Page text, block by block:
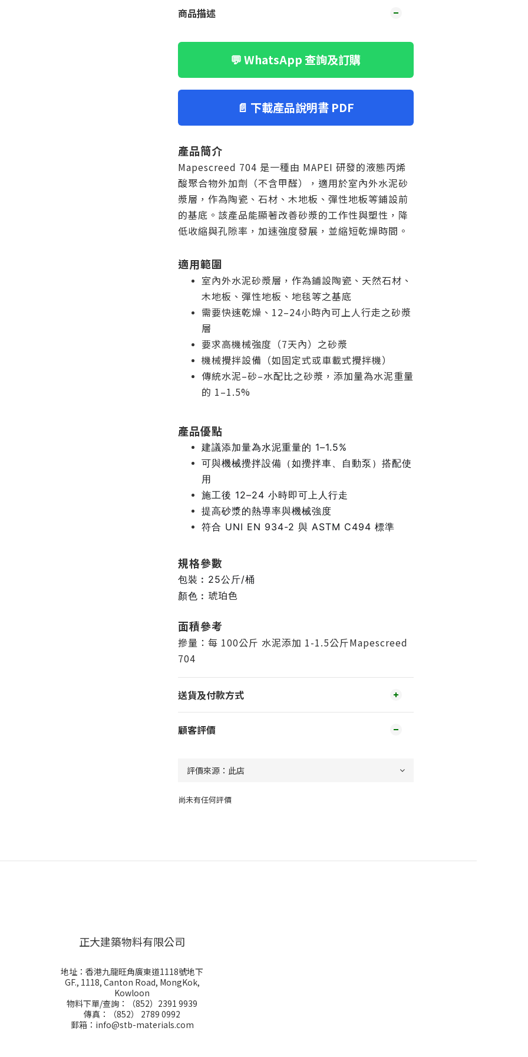
商品描述
💬 WhatsApp 查詢及訂購
📄 下載產品說明書 PDF
產品簡介
Mapescreed 704 是一種由 MAPEI 研發的液態丙烯
酸聚合物外加劑（不含甲醛），適用於室內外水泥砂
漿層，作為陶瓷、石材、木地板、彈性地板等鋪設前
的基底。該產品能顯著改善砂漿的工作性與塑性，降
低收縮與孔隙率，加速強度發展，並縮短乾燥時間。
適用範圍
室內外水泥砂漿層，作為鋪設陶瓷、天然石材、
木地板、彈性地板、地毯等之基底
需要快速乾燥、12–24小時內可上人行走之砂漿
層
要求高機械強度（7天內）之砂漿
機械攪拌設備（如固定式或車載式攪拌機）
傳統水泥–砂–水配比之砂漿，添加量為水泥重量
的 1–1.5%
產品優點
建議添加量為水泥重量的 1–1.5%
可與機械攪拌設備（如攪拌車、自動泵）搭配使
用
施工後 12–24 小時即可上人行走
提高砂漿的熱導率與機械強度
符合 UNI EN 934-2 與 ASTM C494 標準
規格參數
包裝︰25公斤/桶
顏色︰ 琥珀色
面積參考
摻量：每 100公斤 水泥添加 1-1.5公斤Mapescreed
704
送貨及付款方式
顧客評價
尚未有任何評價
正大建築物料有限公司
地址：香港九龍旺角廣東道1118號地下
GF., 1118, Canton Road, MongKok,
Kowloon
物料下單/查詢：（852）2391 9939
傳真：（852） 2789 0992
郵箱：info@stb-materials.com